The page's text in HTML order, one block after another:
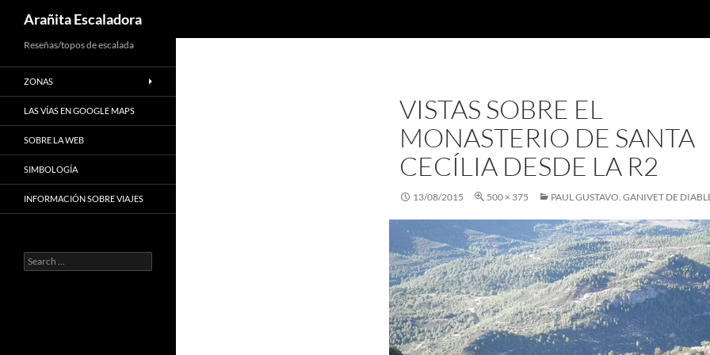
to
content
Arañita Escaladora
VISTAS SOBRE EL
MONASTERIO DE SANTA
CECÍLIA DESDE LA R2
13/08/2015 500 × 375 PAUL GUSTAVO. GANIVET DE
Reseñas/topos de escalada
ZONAS
LAS VÍAS EN GOOGLE MAPS
SOBRE LA WEB
SIMBOLOGÍA
INFORMACIÓN SOBRE VIAJES
Search
for: